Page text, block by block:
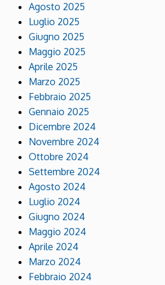
Agosto 2025
Luglio 2025
Giugno 2025
Maggio 2025
Aprile 2025
Marzo 2025
Febbraio 2025
Gennaio 2025
Dicembre 2024
Novembre 2024
Ottobre 2024
Settembre 2024
Agosto 2024
Luglio 2024
Giugno 2024
Maggio 2024
Aprile 2024
Marzo 2024
Febbraio 2024